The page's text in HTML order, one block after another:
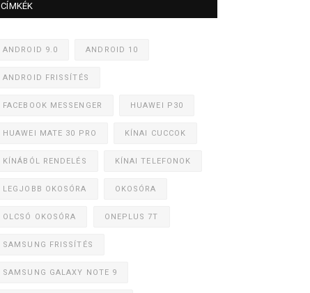
CÍMKÉK
ANDROID 9.0 ANDROID 10
ANDROID FRISSÍTÉS
FACEBOOK MESSENGER HUAWEI P30
HUAWEI MATE 30 PRO KÍNAI CUCCOK
KÍNÁBÓL RENDELÉS KÍNAI TELEFONOK
LEGJOBB OKOSÓRA OKOSÓRA
OLCSÓ OKOSÓRA ONEPLUS 7T
SAMSUNG FRISSÍTÉS
SAMSUNG GALAXY NOTE 9